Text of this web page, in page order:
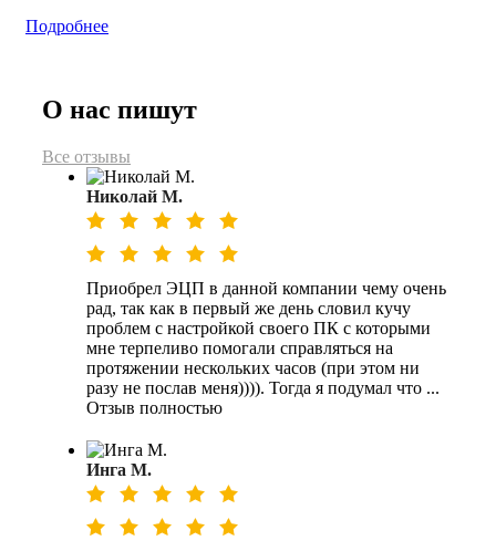
Подробнее
О нас пишут
Все отзывы
Николай М.
Приобрел ЭЦП в данной компании чему очень
рад, так как в первый же день словил кучу
проблем с настройкой своего ПК с которыми
мне терпеливо помогали справляться на
протяжении нескольких часов (при этом ни
разу не послав меня)))). Тогда я подумал что ...
Отзыв полностью
Инга М.